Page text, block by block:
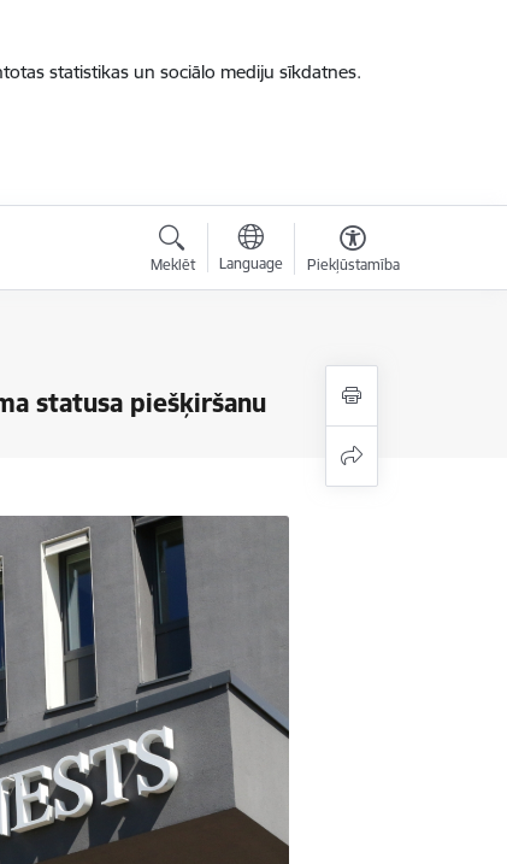
statistikas un sociālo mediju sīkdatnes.
Meklēt Language Piekļūstamība
statusa piešķiršanu